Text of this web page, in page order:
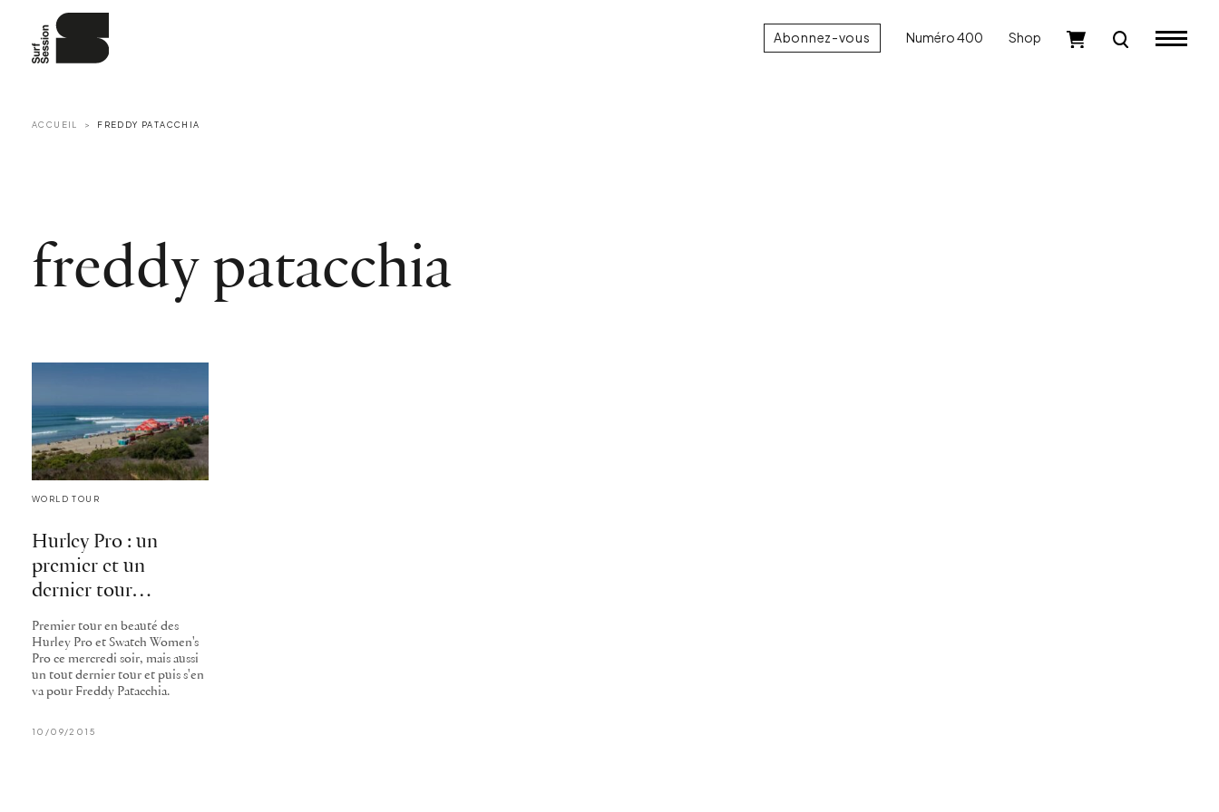
Abonnez-vous Numéro 400 Shop
ACCUEIL FREDDY PATACCHIA
freddy patacchia
WORLD TOUR
Hurley Pro : un
premier et un
dernier tour…
Premier tour en beauté des
Hurley Pro et Swatch Women's
Pro ce mercredi soir, mais aussi
un tout dernier tour et puis s'en
va pour Freddy Patacchia.
10/09/2015